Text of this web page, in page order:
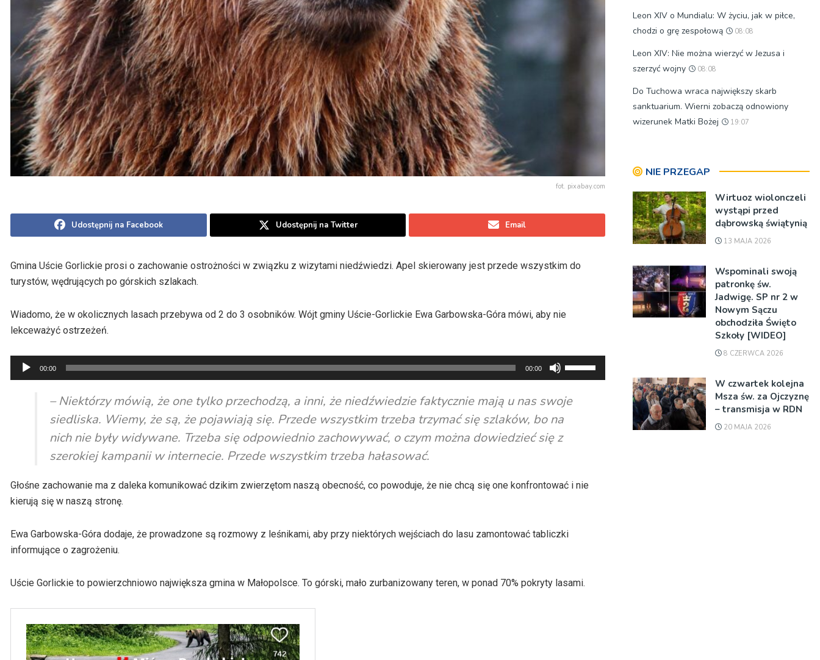
fot. pixabay.com
Udostępnij na Facebook Udostępnij na Twitter Email
Gmina Uście Gorlickie prosi o zachowanie ostrożności w związku z wizytami niedźwiedzi. Apel skierowany jest przede wszystkim do
turystów, wędrujących po górskich szlakach.
Wiadomo, że w okolicznych lasach przebywa od 2 do 3 osobników. Wójt gminy Uście-Gorlickie Ewa Garbowska-Góra mówi, aby nie
lekceważyć ostrzeżeń.
Odtwarzacz
plików
dźwiękowych
00:00 00:00
strzałek
do
zwiększyć
głośność.
– Niektórzy mówią, że one tylko przechodzą, a inni, że niedźwiedzie faktycznie mają u nas swoje
siedliska. Wiemy, że są, że pojawiają się. Przede wszystkim trzeba trzymać się szlaków, bo na
nich nie były widywane. Trzeba się odpowiednio zachowywać, o czym można dowiedzieć się z
szerokiej kampanii w internecie. Przede wszystkim trzeba hałasować.
Głośne zachowanie ma z daleka komunikować dzikim zwierzętom naszą obecność, co powoduje, że nie chcą się one konfrontować i nie
kierują się w naszą stronę.
Ewa Garbowska-Góra dodaje, że prowadzone są rozmowy z leśnikami, aby przy niektórych wejściach do lasu zamontować tabliczki
informujące o zagrożeniu.
Uście Gorlickie to powierzchniowo największa gmina w Małopolsce. To górski, mało zurbanizowany teren, w ponad 70% pokryty lasami.
Leon XIV o Mundialu: W życiu, jak w piłce,
chodzi o grę zespołową
08:08
Leon XIV: Nie można wierzyć w Jezusa i
szerzyć wojny
08:08
Do Tuchowa wraca największy skarb
sanktuarium. Wierni zobaczą odnowiony
wizerunek Matki Bożej
19:07
NIE PRZEGAP
Wirtuoz wiolonczeli
wystąpi przed
dąbrowską świątynią
13 MAJA 2026
Wspominali swoją
patronkę św.
Jadwigę. SP nr 2 w
Nowym Sączu
obchodziła Święto
Szkoły [WIDEO]
8 CZERWCA 2026
W czwartek kolejna
Msza św. za Ojczyznę
– transmisja w RDN
20 MAJA 2026